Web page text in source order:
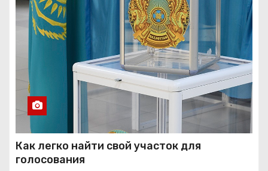
Как легко найти свой участок для
голосования